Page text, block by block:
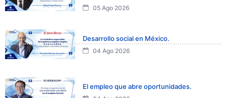
05 Ago 2026
Desarrollo social en México.
04 Ago 2026
El empleo que abre oportunidades.